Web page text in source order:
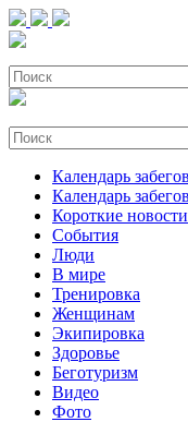
Календарь
Календарь
Короткие новости
События
Люди
В мире
Тренировка
Женщинам
Экипировка
Здоровье
Беготуризм
Видео
Фото